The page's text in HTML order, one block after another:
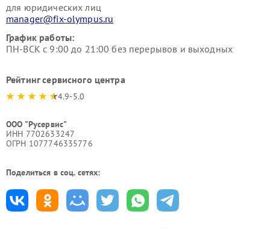
для юридических лиц
manager@fix-olympus.ru
График работы:
ПН-ВСК с 9:00 до 21:00 без перерывов и выходных
Рейтинг сервисного центра
4.9-5.0
ООО "Русервис"
ИНН 7702633247
ОГРН 1077746335776
Поделиться в соц. сетях: